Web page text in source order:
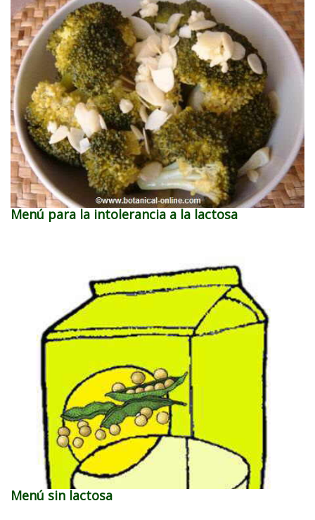
Menú para la intolerancia a la lactosa
Menú sin lactosa